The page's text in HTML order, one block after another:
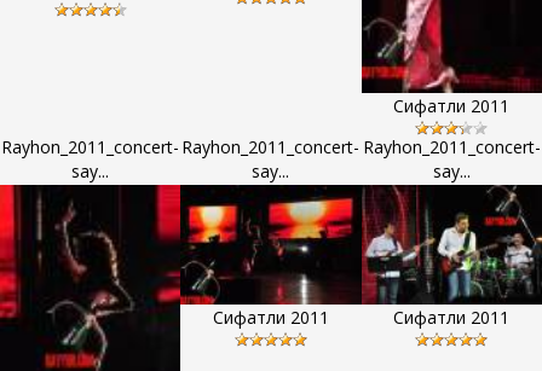
Сифатли 2011
Rayhon_2011_concert-
say...
Rayhon_2011_concert-
say...
Сифатли 2011
Rayhon_2011_concert-
say...
Сифатли 2011